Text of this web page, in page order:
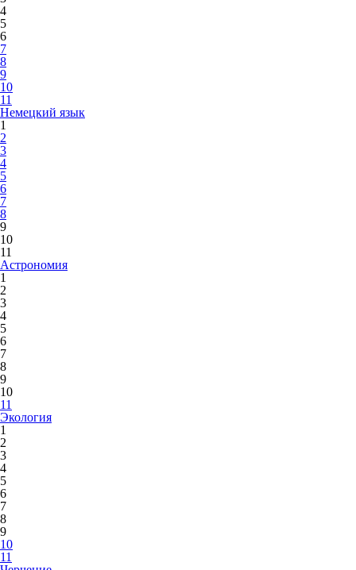
4
5
6
7
8
9
10
11
Немецкий язык
1
2
3
4
5
6
7
8
9
10
11
Астрономия
1
2
3
4
5
6
7
8
9
10
11
Экология
1
2
3
4
5
6
7
8
9
10
11